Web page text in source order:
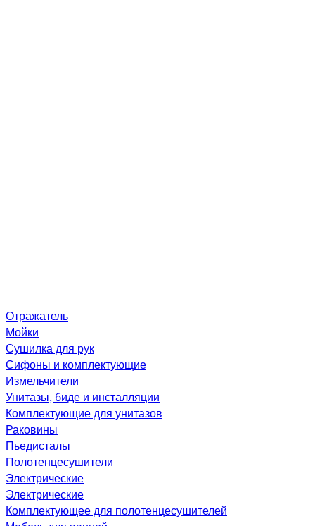
Отражатель
Мойки
Сушилка для рук
Сифоны и комплектующие
Измельчители
Унитазы, биде и инсталляции
Комплектующие для унитазов
Раковины
Пьедисталы
Полотенцесушители
Электрические
Электрические
Комплектующее для полотенцесушителей